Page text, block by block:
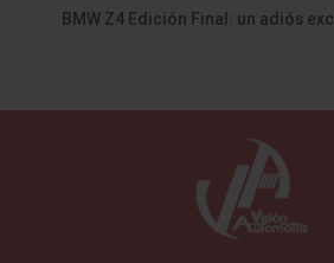
BMW Z4 Edición Final: un adiós